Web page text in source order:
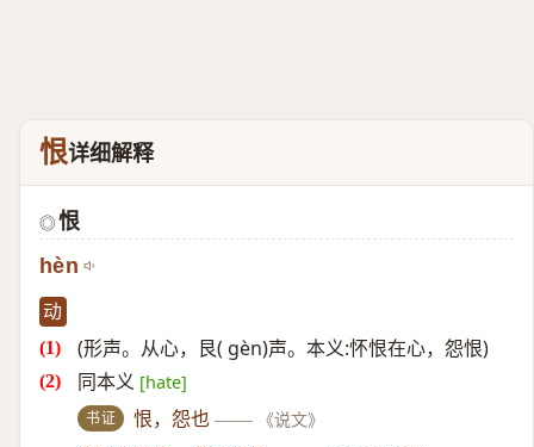
恨详细解释
◎ 恨
hèn
动
(形声。从心，艮( gèn)声。本义:怀恨在心，怨恨)
同本义 [hate]
书证 恨，怨也 —— 《说文》